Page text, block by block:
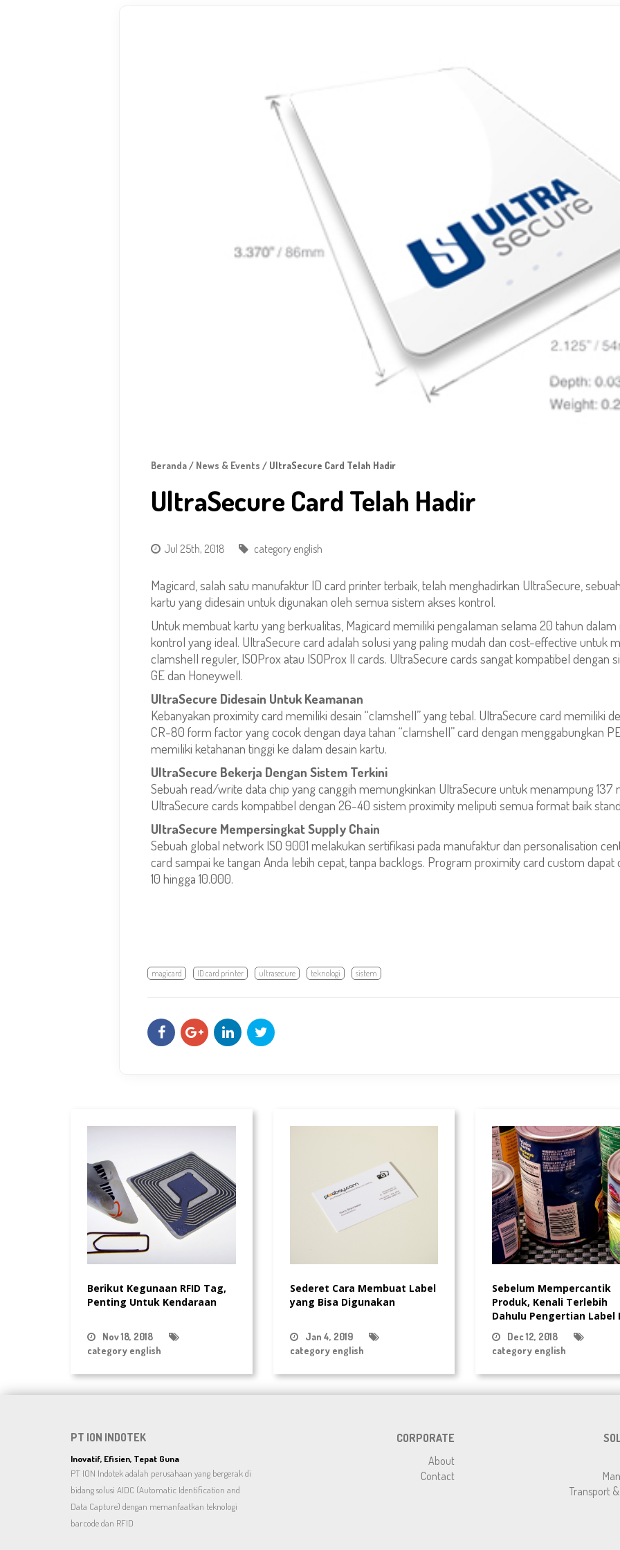
Beranda / News & Events / UltraSecure Card Telah Hadir
UltraSecure Card Telah Hadir
Jul 25th, 2018 category english
Magicard, salah satu manufaktur ID card printer terbaik, telah menghadirkan UltraSecure,
kartu yang didesain untuk digunakan oleh semua sistem akses kontrol.
Untuk membuat kartu yang berkualitas, Magicard memiliki pengalaman selama 20 tahun
kontrol yang ideal. UltraSecure card adalah solusi yang paling mudah dan cost-effective untuk
clamshell reguler, ISOProx atau ISOProx II cards. UltraSecure cards sangat kompatibel dengan
GE dan Honeywell.
UltraSecure Didesain Untuk Keamanan
Kebanyakan proximity card memiliki desain “clamshell” yang tebal. UltraSecure card memiliki
CR-80 form factor yang cocok dengan daya tahan “clamshell” card dengan menggabungkan
memiliki ketahanan tinggi ke dalam desain kartu.
UltraSecure Bekerja Dengan Sistem Terkini
Sebuah read/write data chip yang canggih memungkinkan UltraSecure untuk menampung 137
UltraSecure cards kompatibel dengan 26-40 sistem proximity meliputi semua format baik
UltraSecure Mempersingkat Supply Chain
Sebuah global network ISO 9001 melakukan sertifikasi pada manufaktur dan personalisation
card sampai ke tangan Anda lebih cepat, tanpa backlogs. Program proximity card custom dapat
10 hingga 10.000.
magicard ID card printer ultrasecure teknologi sistem
Berikut Kegunaan RFID Tag,
Penting Untuk Kendaraan
Nov 18, 2018
category english
Sederet Cara Membuat Label
yang Bisa Digunakan
Jan 4, 2019
category english
Sebelum Mempercantik
Produk, Kenali Terlebih
Dahulu Pengertian Label
Jenis-Jenis Yang
Dec 12, 2018
category english
PT ION INDOTEK
Inovatif, Efisien, Tepat Guna
PT ION Indotek adalah perusahaan yang bergerak di
bidang solusi AIDC (Automatic Identification and
Data Capture) dengan memanfaatkan teknologi
barcode dan RFID
CORPORATE
About
Contact
Transport